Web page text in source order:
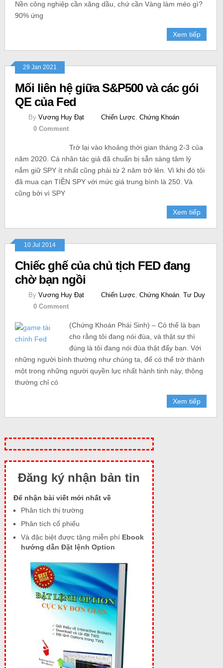
Nền công nghiệp cần xăng dầu, chứ cần Vàng làm méo gì?
90% ứng
Xem tiếp
29 Jan 2021
Mối liên hệ giữa S&P500 và các gói
QE của Fed
By Vương Huy Đạt Chiến Lược Chứng Khoán
0 Comment
Trở lại vào khoảng thời gian tháng 2-3 của
năm 2020. Cá nhân tác giả đã chuẩn bị sẵn sàng tâm lý
nắm giữ SPY ít nhất cũng phải từ 2 năm trở lên. Vì khi đó tôi
đã mua cạn TIỀN SPY với mức giá trung bình là 250. Và
cũng bởi vì SPY
Xem tiếp
10 Jul 2014
Chiếc ghế của chủ tịch FED đang
chờ bạn ngồi
By Vương Huy Đạt Chiến Lược Chứng Khoán, Tư Duy
0 Comment
(Chứng Khoán Phái Sinh) – Có thể là bạn
cho rằng tôi đang nói đùa, và thật sự thì
đúng là tôi đang nói đùa thật đấy bạn. Với
những người bình thường như chúng ta, để có thể trở thành
một trong những người quyền lực nhất hành tinh này, thông
thường chỉ có
Xem tiếp
Đăng ký nhận bản tin
Để nhận bài viết mới nhất về
Phân tích thị trường
Phân tích cổ phiếu
Và đặc biệt được tặng miễn phí Ebook
hướng dẫn Đặt lệnh Option